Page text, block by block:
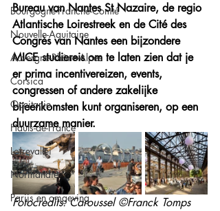
Bourgogne-Franche-Comté
Nouvelle-Aquitaine
Auvergne-Rhône-Alpes
Corsica
Occitanie
Hauts-de-France
Loirevallei
Normandie
Parijs en omgeving
Bureau van Nantes St Nazaire, de regio
Atlantische Loirestreek en de Cité des
Congrès van Nantes een bijzondere
MICE studiereis om te laten zien dat je
er prima incentivereizen, events,
congressen of andere zakelijke
bijeenkomsten kunt organiseren, op een
duurzame manier.
Fotocredits: Caroussel ©Franck Tomps